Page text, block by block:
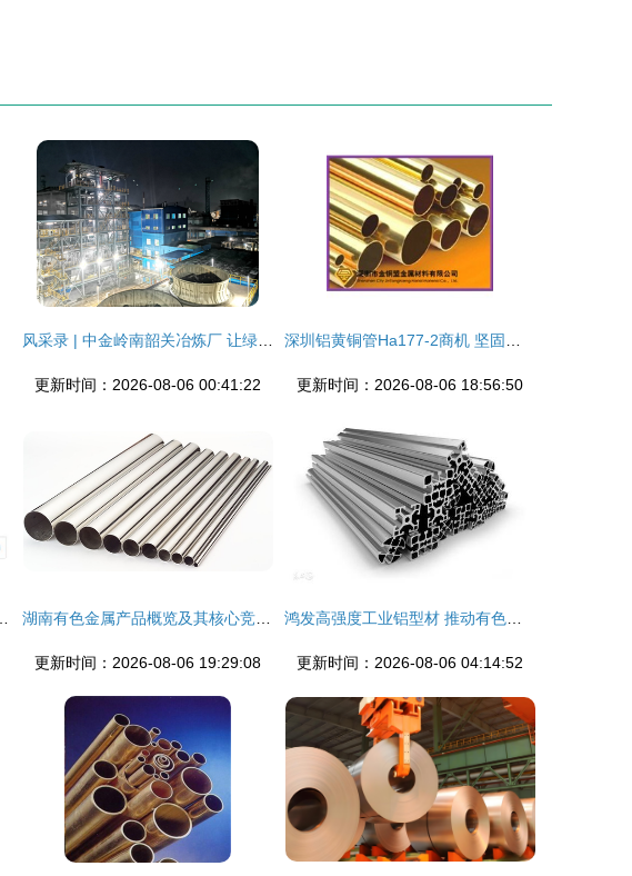
更新时间：2026-08-06 00:41:22 更新时间：2026-08-06 18:56:50
更新时间：2026-08-06 19:29:08 更新时间：2026-08-06 04:14:52